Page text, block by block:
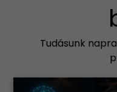
Tudásunk